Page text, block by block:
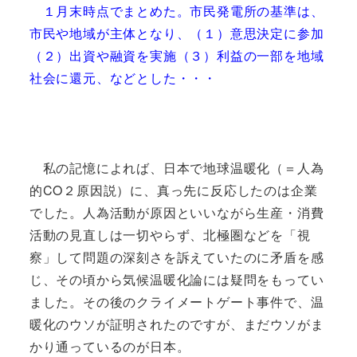
１月末時点でまとめた。市民発電所の基準は、
市民や地域が主体となり、（１）意思決定に参加
（２）出資や融資を実施（３）利益の一部を地域
社会に還元、などとした・・・
私の記憶によれば、日本で地球温暖化（＝人為
的CO２原因説）に、真っ先に反応したのは企業
でした。人為活動が原因といいながら生産・消費
活動の見直しは一切やらず、北極圏などを「視
察」して問題の深刻さを訴えていたのに矛盾を感
じ、その頃から気候温暖化論には疑問をもってい
ました。その後のクライメートゲート事件で、温
暖化のウソが証明されたのですが、まだウソがま
かり通っているのが日本。